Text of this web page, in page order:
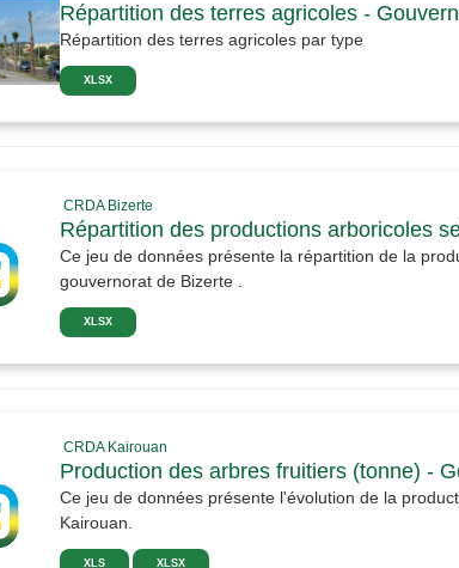
Répartition des terres agricoles -
Répartition des terres agricoles par type
XLSX
CRDA Bizerte
Répartition des productions arboricoles
Ce jeu de données présente la répartition de la
gouvernorat de Bizerte .
XLSX
CRDA Kairouan
Production des arbres fruitiers (tonne) -
Ce jeu de données présente l'évolution de la
Kairouan.
XLS XLSX